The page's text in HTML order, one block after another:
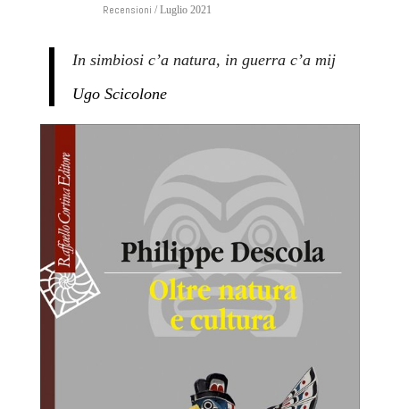
Recensioni / Luglio 2021
In simbiosi c’a natura, in guerra c’a mij
Ugo Scicolone